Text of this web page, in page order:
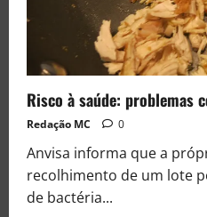
Risco à saúde: problemas
Redação MC 0
Anvisa informa que a
recolhimento de um lote
de bactéria...